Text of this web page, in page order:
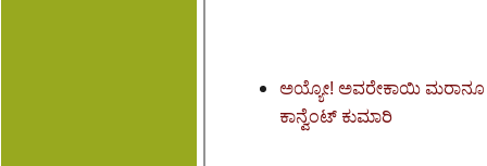
ಅಯ್ಯೋ! ಅವರೇಕಾಯಿ ಮರಾನೂ
ಕಾನ್ವೆಂಟ್ ಕುಮಾರಿ